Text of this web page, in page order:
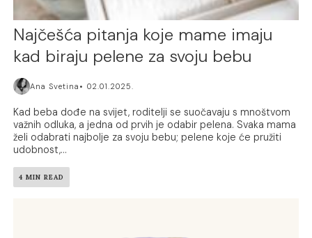
Najčešća pitanja koje mame imaju
kad biraju pelene za svoju bebu
Ana Svetina 02.01.2025.
Kad beba dođe na svijet, roditelji se suočavaju s mnoštvom
važnih odluka, a jedna od prvih je odabir pelena. Svaka mama
želi odabrati najbolje za svoju bebu; pelene koje će pružiti
udobnost,...
4 MIN READ